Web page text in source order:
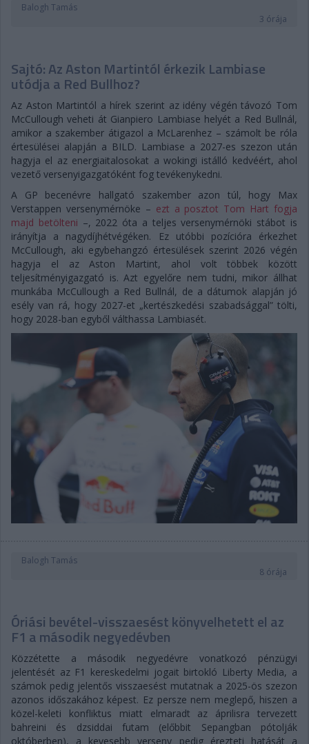
Balogh Tamás
3 órája
Sajtó: Az Aston Martintól érkezik Lambiase
utódja a Red Bullhoz?
Az Aston Martintól a hírek szerint az idény végén távozó Tom
McCullough veheti át Gianpiero Lambiase helyét a Red Bullnál,
amikor a szakember átigazol a McLarenhez – számolt be róla
értesülései alapján a BILD. Lambiase a 2027-es szezon után
hagyja el az energiaitalosokat a wokingi istálló kedvéért, ahol
vezető versenyigazgatóként fog tevékenykedni.
A GP becenévre hallgató szakember azon túl, hogy Max
Verstappen versenymérnöke – ezt a posztot Tom Hart fogja
majd betölteni –, 2022 óta a teljes versenymérnöki stábot is
irányítja a nagydíjhétvégéken. Ez utóbbi pozícióra érkezhet
McCullough, aki egybehangzó értesülések szerint 2026 végén
hagyja el az Aston Martint, ahol volt többek között
teljesítményigazgató is. Azt egyelőre nem tudni, mikor állhat
munkába McCullough a Red Bullnál, de a dátumok alapján jó
esély van rá, hogy 2027-et „kertészkedési szabadsággal” tölti,
hogy 2028-ban egyből válthassa Lambiasét.
Balogh Tamás
8 órája
Óriási bevétel-visszaesést könyvelhetett el az
F1 a második negyedévben
Közzétette a második negyedévre vonatkozó pénzügyi
jelentését az F1 kereskedelmi jogait birtokló Liberty Media, a
számok pedig jelentős visszaesést mutatnak a 2025-ös szezon
azonos időszakához képest. Ez persze nem meglepő, hiszen a
közel-keleti konfliktus miatt elmaradt az áprilisra tervezett
bahreini és dzsiddai futam (előbbit Sepangban pótolják
októberben), a kevesebb verseny pedig érezteti hatását a